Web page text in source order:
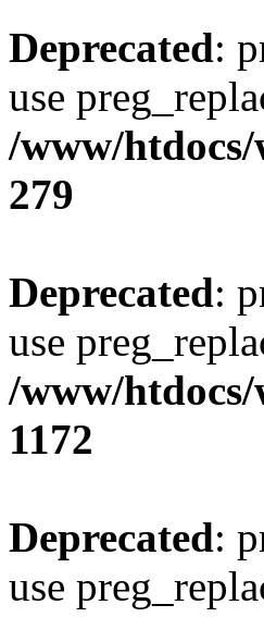
Deprecated:
use
/www/
279
Deprecated:
use
/www/
1172
Deprecated:
use